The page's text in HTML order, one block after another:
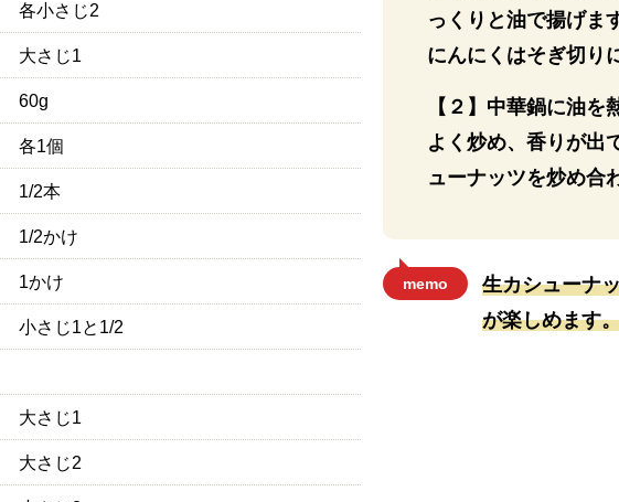
各小さじ2
大さじ1
60g
各1個
1/2本
1/2かけ
1かけ
小さじ1と1/2
大さじ1
大さじ2
っくりと油で揚げま
にんにくはそぎ切り
【２】中華鍋に油
よく炒め、香りが出
ューナッツを炒め合
memo
生カシューナ
が楽しめます